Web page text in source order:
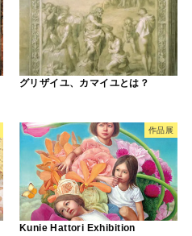
グリザイユ、カマイユとは？
作品展
Kunie Hattori Exhibition